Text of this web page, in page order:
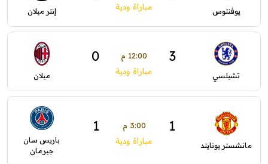
يوفنتوس مباراة ودية إنتر ميلان
تشيلسي
3 12:00 م 0
مباراة ودية ميلان
مانشستر يونايتد
1 3:00 م 1
مباراة ودية
باريس سان
جيرمان